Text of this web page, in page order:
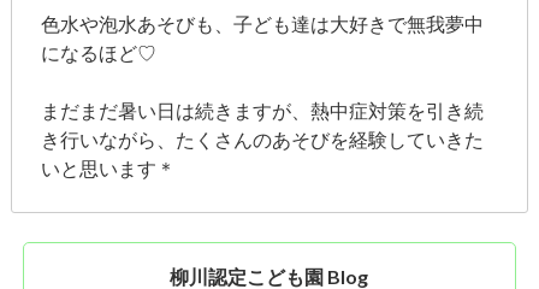
色水や泡水あそびも、子ども達は大好きで無我夢中
になるほど♡
まだまだ暑い日は続きますが、熱中症対策を引き続
き行いながら、たくさんのあそびを経験していきた
いと思います＊
柳川認定こども園 Blog